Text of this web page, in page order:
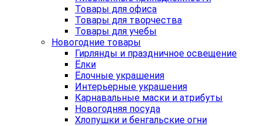
Товары для офиса
Товары для творчества
Товары для учебы
Новогодние товары
Гирлянды и праздничное освещение
Ёлки
Ёлочные украшения
Интерьерные украшения
Карнавальные маски и атрибуты
Новогодняя посуда
Хлопушки и бенгальские огни